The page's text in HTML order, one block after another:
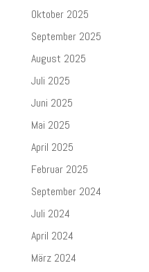
Oktober 2025
September 2025
August 2025
Juli 2025
Juni 2025
Mai 2025
April 2025
Februar 2025
September 2024
Juli 2024
April 2024
März 2024